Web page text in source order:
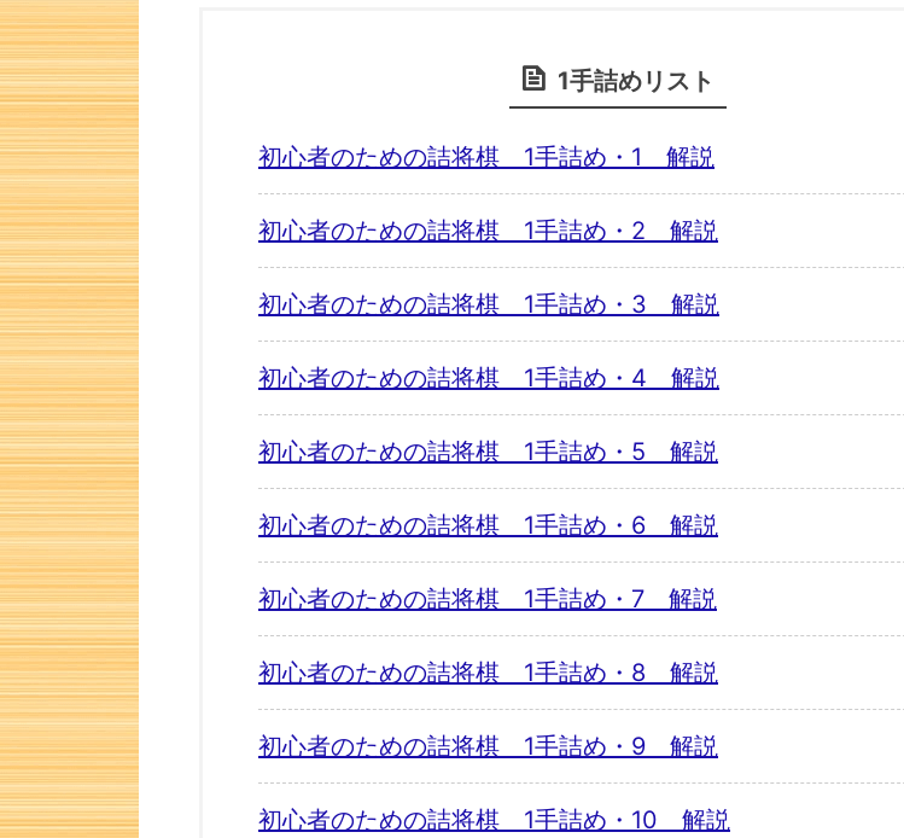
1手詰めリスト
初心者のための詰将棋 1手詰め・1 解説
初心者のための詰将棋 1手詰め・2 解説
初心者のための詰将棋 1手詰め・3 解説
初心者のための詰将棋 1手詰め・4 解説
初心者のための詰将棋 1手詰め・5 解説
初心者のための詰将棋 1手詰め・6 解説
初心者のための詰将棋 1手詰め・7 解説
初心者のための詰将棋 1手詰め・8 解説
初心者のための詰将棋 1手詰め・9 解説
初心者のための詰将棋 1手詰め・10 解説